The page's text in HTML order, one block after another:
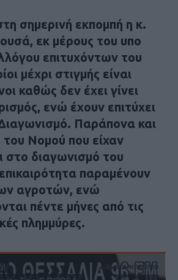
σημερινή εκπομπή η κ.
εκ μέρους του υπο
επιτυχόντων του
μέχρι στιγμής είναι
καθώς δεν έχει γίνει
ενώ έχουν επιτύχει
Παράπονα και
του Νομού που είχαν
στο διαγωνισμό του
παραμένουν
αγροτών, ενώ
πέντε μήνες από τις
πλημμύρες.